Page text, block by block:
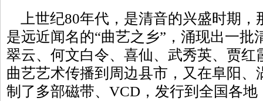
上世纪80年代，是清音的兴盛时期，
是远近闻名的“曲艺之乡”，涌现出一批
翠云、何文白令、喜仙、武秀英、贾红
曲艺艺术传播到周边县市，又在阜阳、
制了多部磁带、VCD，发行到全国各